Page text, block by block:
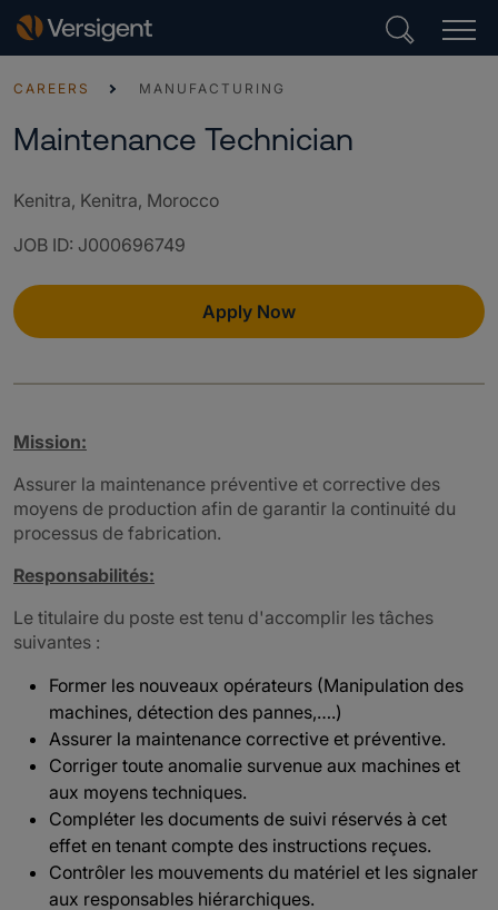
CAREERS MANUFACTURING
Maintenance Technician
Kenitra, Kenitra, Morocco
JOB ID: J000696749
Apply Now
Mission:
Assurer la maintenance préventive et corrective des
moyens de production afin de garantir la continuité du
processus de fabrication.
Responsabilités:
Le titulaire du poste est tenu d'accomplir les tâches
suivantes :
Former les nouveaux opérateurs (Manipulation des
machines, détection des pannes,….)
Assurer la maintenance corrective et préventive.
Corriger toute anomalie survenue aux machines et
aux moyens techniques.
Compléter les documents de suivi réservés à cet
effet en tenant compte des instructions reçues.
Contrôler les mouvements du matériel et les signaler
aux responsables hiérarchiques.